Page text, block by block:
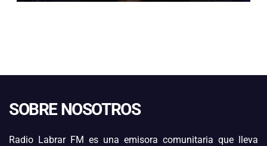
SOBRE NOSOTROS
Radio Labrar FM es una emisora comunitaria que lleva